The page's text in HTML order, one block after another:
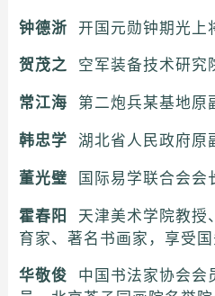
钟德浙 开国元勋钟期光上
贺茂之 空军装备技术研究
常江海 第二炮兵某基地原
韩忠学 湖北省人民政府原
董光璧 国际易学联合会会
霍春阳 天津美术学院教授
育家、著名书画家，享受国
华敬俊 中国书法家协会会